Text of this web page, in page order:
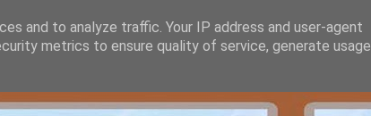
and to analyze traffic. Your IP address and user-agent
metrics to ensure quality of service, generate usage